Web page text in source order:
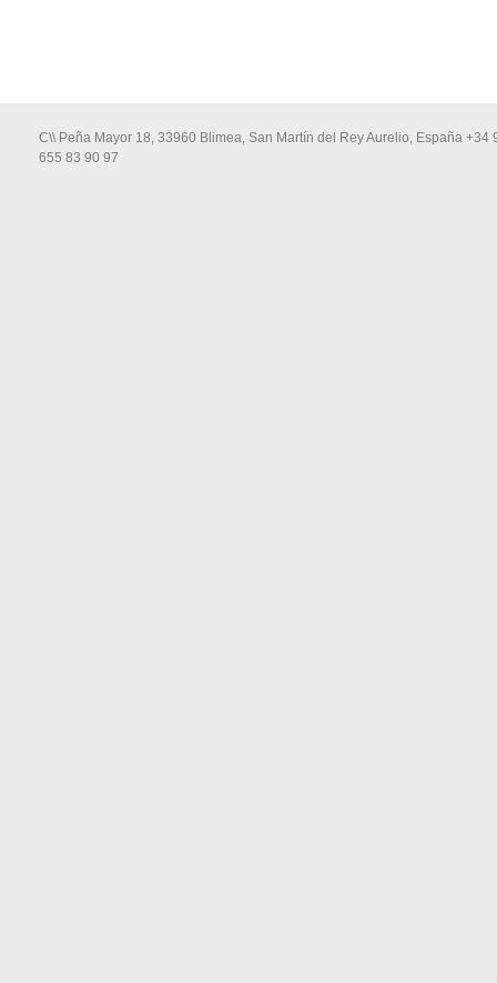
C\\ Peña Mayor 18, 33960 Blimea, San Martín del Rey Aurelio, España +34
655 83 90 97